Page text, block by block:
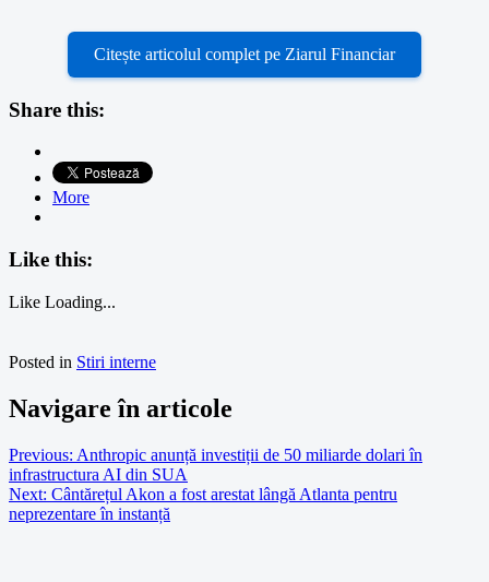
Citește articolul complet pe Ziarul Financiar
Share this:
More
Like this:
Like Loading...
Posted in Stiri interne
Navigare în articole
Previous: Anthropic anunță investiții de 50 miliarde dolari în
infrastructura AI din SUA
Next: Cântărețul Akon a fost arestat lângă Atlanta pentru
neprezentare în instanță